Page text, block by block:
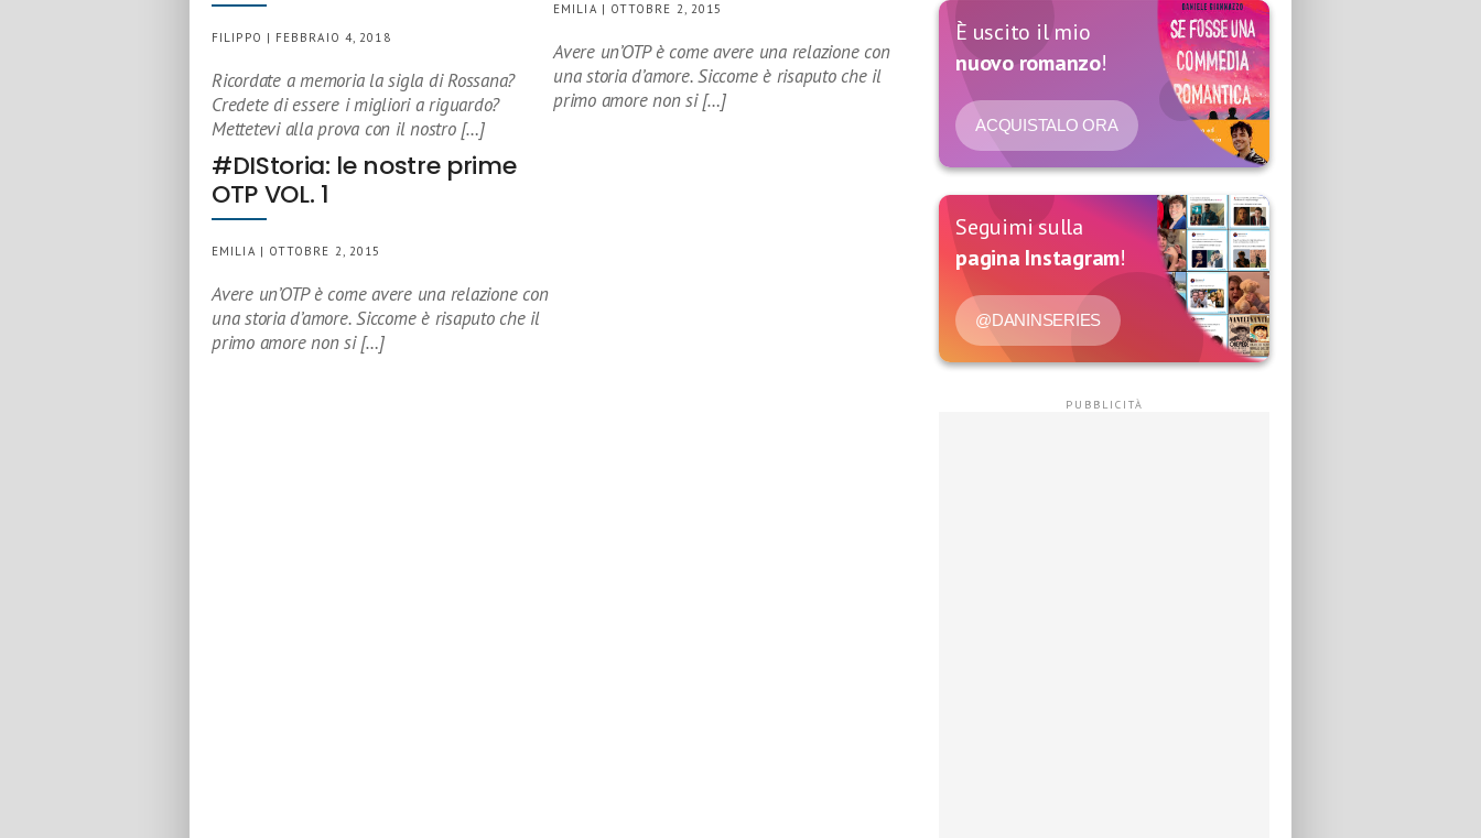
FILIPPO | FEBBRAIO 4, 2018
Ricordate a memoria la sigla di Rossana?
Credete di essere i migliori a riguardo?
Mettetevi alla prova con il nostro […]
EMILIA | OTTOBRE 2, 2015
Avere un’OTP è come avere una relazione con
una storia d’amore. Siccome è risaputo che il
primo amore non si […]
#DIStoria: le nostre prime
OTP VOL. 1
EMILIA | OTTOBRE 2, 2015
Avere un’OTP è come avere una relazione con
una storia d’amore. Siccome è risaputo che il
primo amore non si […]
È uscito il mio
nuovo romanzo!
ACQUISTALO ORA
Seguimi sulla
pagina Instagram!
@DANINSERIES